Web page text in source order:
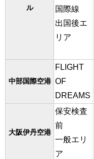
ル
国際線
出国後エ
リア
中部国際空港
FLIGHT
OF
DREAMS
大阪伊丹空港
保安検査
前
一般エリ
ア